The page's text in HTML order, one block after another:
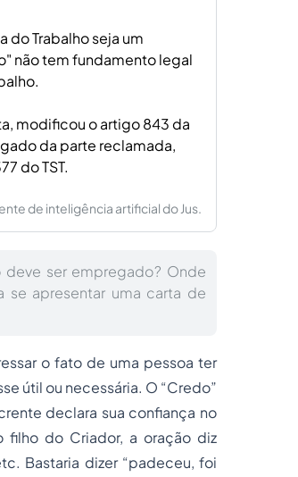
do Trabalho seja um
não tem fundamento legal
modificou o artigo 843 da
da parte reclamada,
do TST.
de inteligência artificial do Jus.
ser empregado? Onde
apresentar uma carta de
o fato de uma pessoa ter
útil ou necessária. O “Credo”
declara sua confiança no
do Criador, a oração diz
Bastaria dizer “padeceu, foi